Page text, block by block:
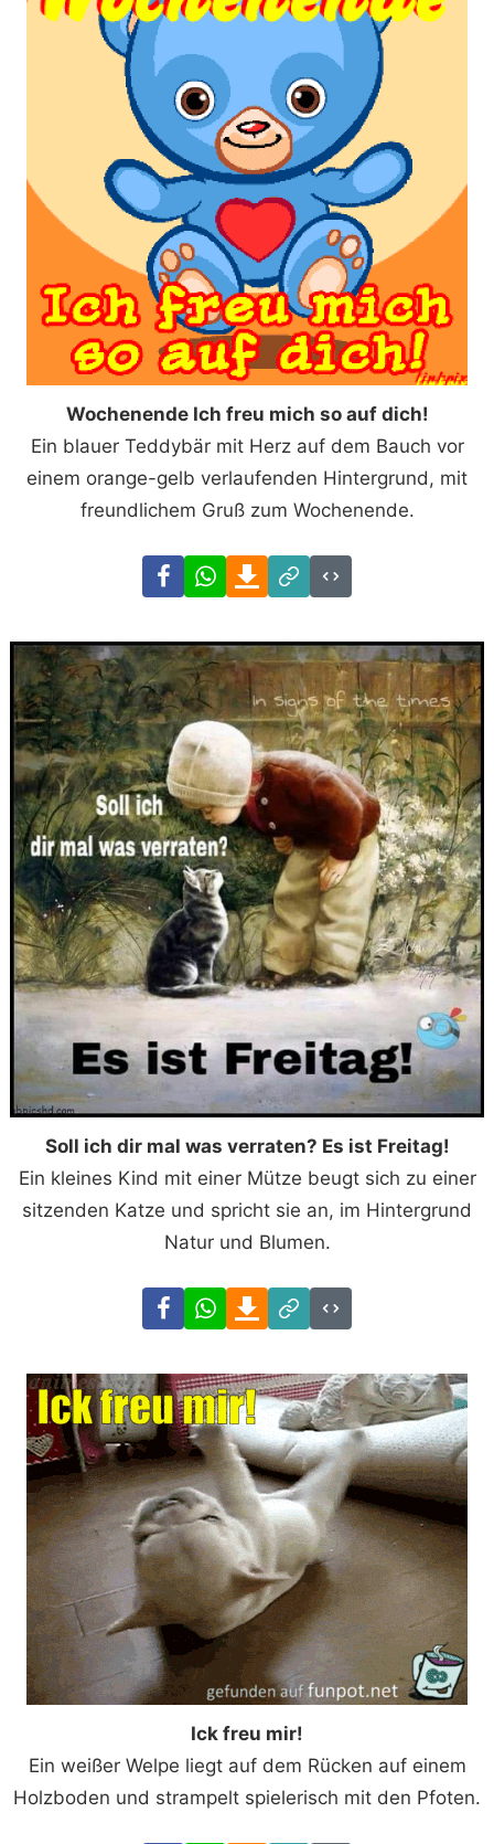
Wochenende Ich freu mich so auf dich!
Ein blauer Teddybär mit Herz auf dem Bauch vor
einem orange-gelb verlaufenden Hintergrund, mit
freundlichem Gruß zum Wochenende.
FacebookWhatsAppDownload
Link
Code
Soll ich dir mal was verraten? Es ist Freitag!
Ein kleines Kind mit einer Mütze beugt sich zu einer
sitzenden Katze und spricht sie an, im Hintergrund
Natur und Blumen.
FacebookWhatsAppDownload
Link
Code
Ick freu mir!
Ein weißer Welpe liegt auf dem Rücken auf einem
Holzboden und strampelt spielerisch mit den Pfoten.